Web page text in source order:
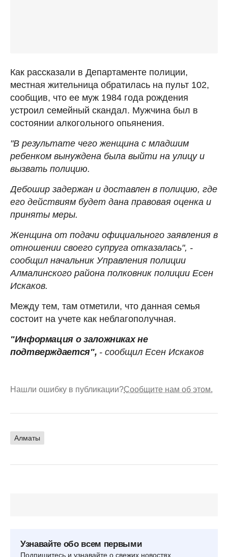
Как рассказали в Департаменте полиции,
местная жительница обратилась на пульт 102,
сообщив, что ее муж 1984 года рождения
устроил семейный скандал. Мужчина был в
состоянии алкогольного опьянения.
"В результате чего женщина с младшим
ребенком вынуждена была выйти на улицу и
вызвать полицию.
Дебошир задержан и доставлен в полицию, где
его действиям будет дана правовая оценка и
приняты меры.
Женщина от подачи официального заявления в
отношении своего супруга отказалась", -
сообщил начальник Управления полиции
Алмалинского района полковник полиции Есен
Искаков.
Между тем, там отметили, что данная семья
состоит на учете как неблагополучная.
"Информация о заложниках не
подтверждается", - сообщил Есен Искаков
Нашли ошибку в публикации?Сообщите нам об этом.
Алматы
Узнавайте обо всем первыми
Подпишитесь и узнавайте о свежих новостях